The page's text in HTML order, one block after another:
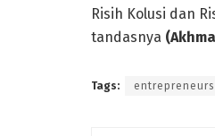
Risih Kolusi dan
tandasnya
Tags: